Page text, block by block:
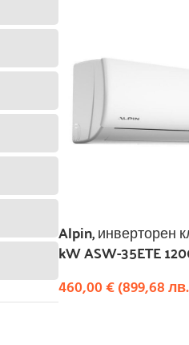
Alpin, инверторен
kW ASW-35ETE
460,00€(899,68лв.